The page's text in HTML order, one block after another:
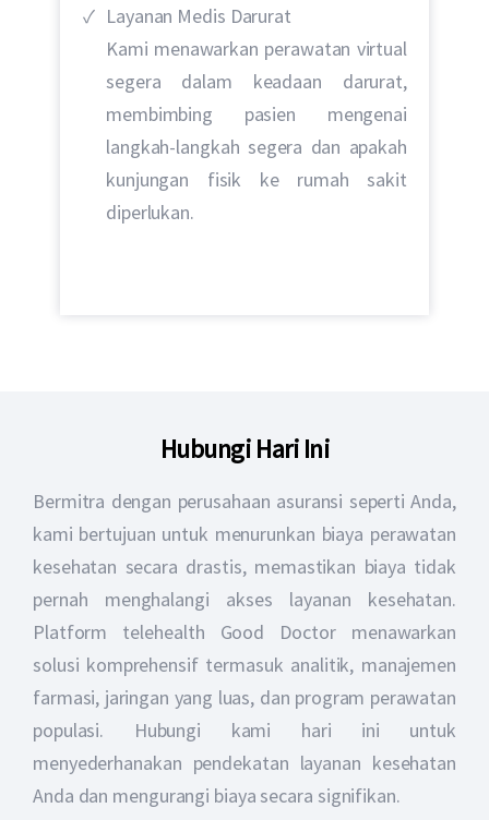
Layanan Medis Darurat
Kami menawarkan perawatan virtual
segera dalam keadaan darurat,
membimbing pasien mengenai
langkah-langkah segera dan apakah
kunjungan fisik ke rumah sakit
diperlukan.
Hubungi Hari Ini
Bermitra dengan perusahaan asuransi seperti Anda,
kami bertujuan untuk menurunkan biaya perawatan
kesehatan secara drastis, memastikan biaya tidak
pernah menghalangi akses layanan kesehatan.
Platform telehealth Good Doctor menawarkan
solusi komprehensif termasuk analitik, manajemen
farmasi, jaringan yang luas, dan program perawatan
populasi. Hubungi kami hari ini untuk
menyederhanakan pendekatan layanan kesehatan
Anda dan mengurangi biaya secara signifikan.